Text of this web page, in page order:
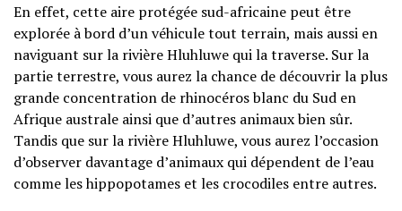
En effet, cette aire protégée sud-africaine peut être
explorée à bord d’un véhicule tout terrain, mais aussi en
naviguant sur la rivière Hluhluwe qui la traverse. Sur la
partie terrestre, vous aurez la chance de découvrir la plus
grande concentration de rhinocéros blanc du Sud en
Afrique australe ainsi que d’autres animaux bien sûr.
Tandis que sur la rivière Hluhluwe, vous aurez l’occasion
d’observer davantage d’animaux qui dépendent de l’eau
comme les hippopotames et les crocodiles entre autres.